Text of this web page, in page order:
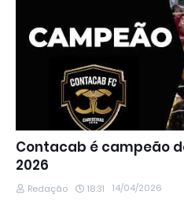
Contacab é campeão
2026
Redação 18:31 14/04/2026